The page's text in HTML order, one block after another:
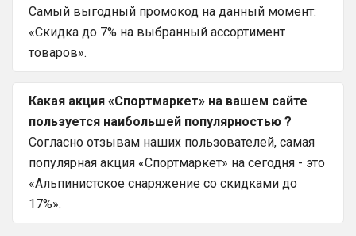
Самый выгодный промокод на данный момент:
«Скидка до 7% на выбранный ассортимент
товаров».
Какая акция «Спортмаркет» на вашем сайте
пользуется наибольшей популярностью ?
Согласно отзывам наших пользователей, самая
популярная акция «Спортмаркет» на сегодня - это
«Альпинистское снаряжение со скидками до
17%».